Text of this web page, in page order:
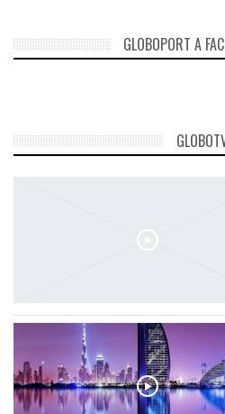
GLOBOPORT A